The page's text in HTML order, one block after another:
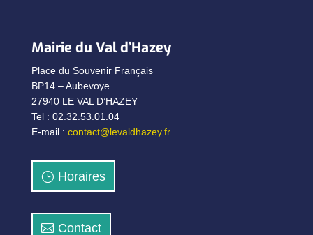
Mairie du Val d’Hazey
Place du Souvenir Français
BP14 – Aubevoye
27940 LE VAL D’HAZEY
Tel : 02.32.53.01.04
E-mail : contact@levaldhazey.fr
Horaires
Contact